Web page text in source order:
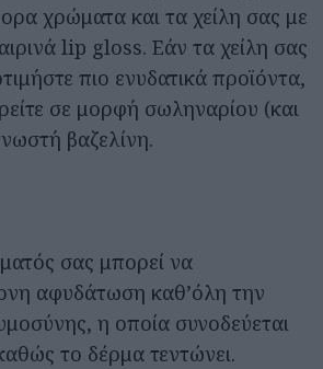
χρώματα και τα χείλη σας με
lip gloss. Εάν τα χείλη σας
πιο ενυδατικά προϊόντα,
σε μορφή σωληναρίου (και
βαζελίνη.
σας μπορεί να
αφυδάτωση καθ’όλη την
η οποία συνοδεύεται
το δέρμα τεντώνει.